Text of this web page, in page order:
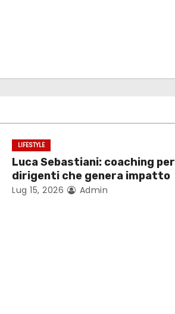
LIFESTYLE
Luca Sebastiani: coaching per
dirigenti che genera impatto
Lug 15, 2026 Admin